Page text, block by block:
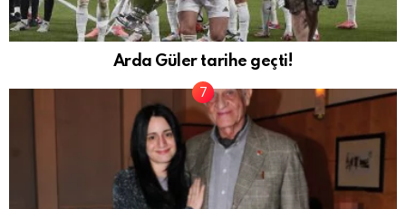
Arda Güler tarihe geçti!